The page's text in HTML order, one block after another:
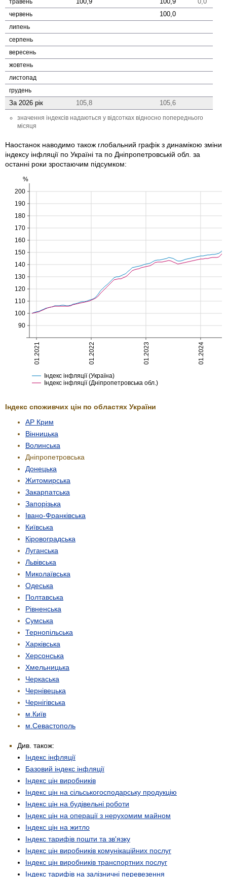
червень 100,0
липень
серпень
вересень
жовтень
листопад
грудень
За 2026 рік 105,8 105,6
значення індексів надаються у відсотках відносно попереднього
місяця
Наостанок наводимо також глобальний графік з динамікою зміни
індексу інфляції по Україні та по Дніпропетровській обл. за
останні роки зростаючим підсумком:
01.2021 01.2022 01.2023 01.2024
90
100
110
120
130
140
150
160
170
180
190
200
%
Індекс інфляції (Україна)
Індекс інфляції (Дніпропетровська обл.)
Індекс споживчих цін по областях України
АР Крим
Вінницька
Волинська
Дніпропетровська
Донецька
Житомирська
Закарпатська
Запорізька
Івано-Франківська
Київська
Кіровоградська
Луганська
Львівська
Миколаївська
Одеська
Полтавська
Рівненська
Сумська
Тернопільська
Харківська
Херсонська
Хмельницька
Черкаська
Чернівецька
Чернігівська
м.Київ
м.Севастополь
Див. також:
Індекс інфляції
Базовий індекс інфляції
Індекс цін виробників
Індекс цін на сільськогосподарську продукцію
Індекс цін на будівельні роботи
Індекс цін на операції з нерухомим майном
Індекс цін на житло
Індекс тарифів пошти та зв'язку
Індекс цін виробників комунікаційних послуг
Індекс цін виробників транспортних послуг
Індекс тарифів на залізничні перевезення